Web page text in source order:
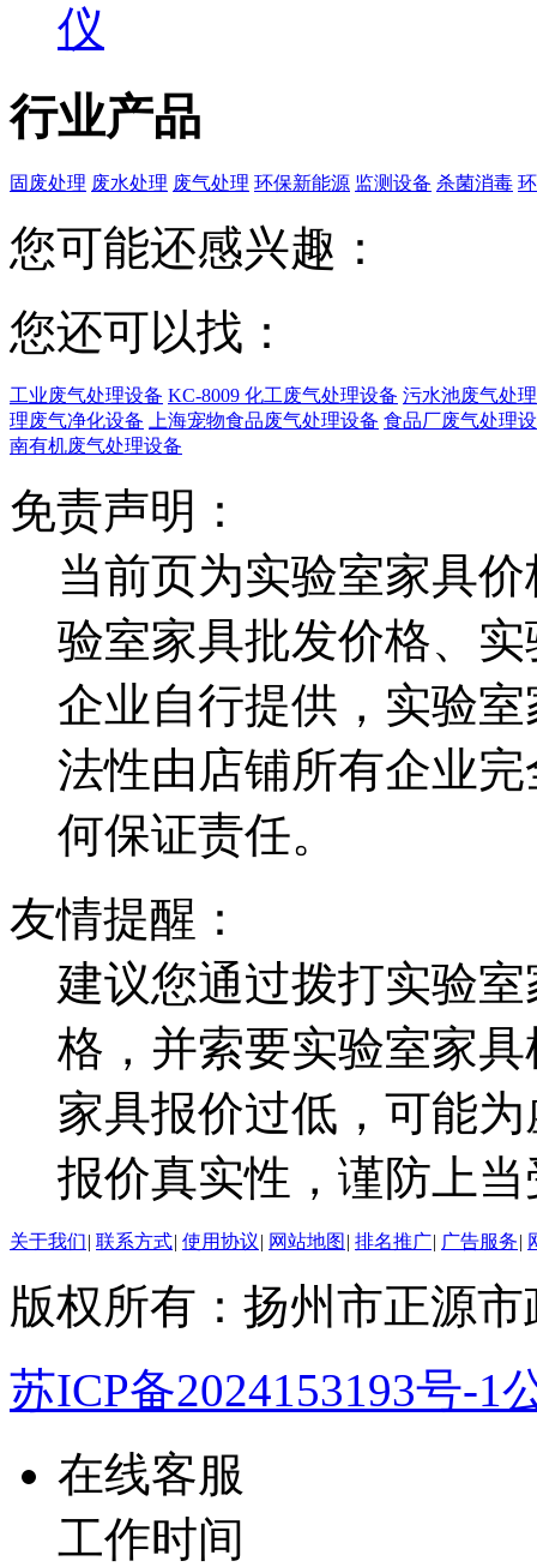
仪
行业产品
固废处理 废水处理 废气处理 环保新能源 监测设备 杀菌消毒
您可能还感兴趣：
您还可以找：
工业废气处理设备 KC-8009 化工废气处理设备 污水池废气处
理废气净化设备
上海宠物食品废气处理设备 食品厂废气处理
南有机废气处理设备
免责声明：
当前页为实验室家具
验室家具批发价格、
企业自行提供，实验
法性由店铺所有企业
何保证责任。
友情提醒：
建议您通过拨打实验
格，并索要实验室家
家具报价过低，可能
报价真实性，谨防上
关于我们| 联系方式| 使用协议| 网站地图 | 排名推广| 广告服务|
版权所有：扬州市正源
苏ICP备2024153193号-1
在线客服
工作时间